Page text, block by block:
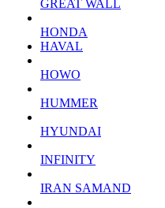
GREAT WALL
HONDA
HAVAL
HOWO
HUMMER
HYUNDAI
INFINITY
IRAN SAMAND